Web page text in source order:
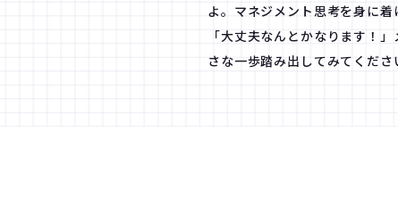
よ。マネジメント思考を身に
「大丈夫なんとかなります！
さな一歩踏み出してみてくださ